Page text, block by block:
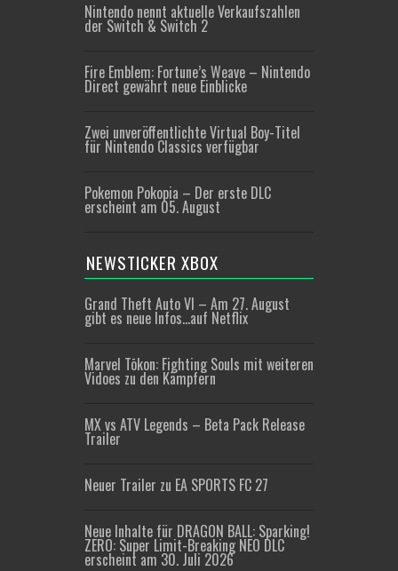
Nintendo nennt aktuelle Verkaufszahlen
der Switch & Switch 2
Fire Emblem: Fortune’s Weave – Nintendo
Direct gewährt neue Einblicke
Zwei unveröffentlichte Virtual Boy-Titel
für Nintendo Classics verfügbar
Pokemon Pokopia – Der erste DLC
erscheint am 05. August
NEWSTICKER XBOX
Grand Theft Auto VI – Am 27. August
gibt es neue Infos…auf Netflix
Marvel Tōkon: Fighting Souls mit weiteren
Vidoes zu den Kämpfern
MX vs ATV Legends – Beta Pack Release
Trailer
Neuer Trailer zu EA SPORTS FC 27
Neue Inhalte für DRAGON BALL: Sparking!
ZERO: Super Limit-Breaking NEO DLC
erscheint am 30. Juli 2026